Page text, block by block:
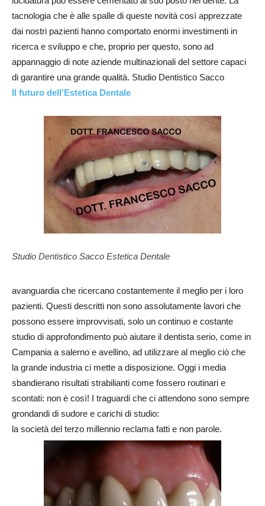
tacnologia che è alle spalle di queste novità così apprezzate
dai nostri pazienti hanno comportato enormi investimenti in
ricerca e sviluppo e che, proprio per questo, sono ad
appannaggio di note aziende multinazionali del settore capaci
di garantire una grande qualità. Studio Dentistico Sacco
Il futuro dell’Estetica Dentale
Studio Dentistico Sacco Estetica Dentale
avanguardia che ricercano costantemente il meglio per i loro
pazienti. Questi descritti non sono assolutamente lavori che
possono essere improvvisati, solo un continuo e costante
studio di approfondimento può aiutare il dentista serio, come in
Campania a salerno e avellino, ad utilizzare al meglio ciò che
la grande industria ci mette a disposizione. Oggi i media
sbandierano risultati strabilianti come fossero routinari e
scontati: non è così! I traguardi che ci attendono sono sempre
grondandi di sudore e carichi di studio:
la società del terzo millennio reclama fatti e non parole.